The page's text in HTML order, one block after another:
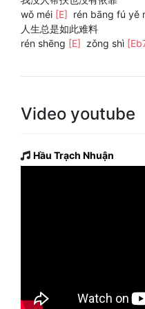
wǒ méi [E] rén bāng fú yě
人生总是如此难料
rén shēng [E] zǒng shì
Video youtube
Hầu Trạch Nhuận